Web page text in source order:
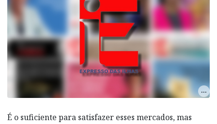
É o suficiente para satisfazer esses mercados, mas